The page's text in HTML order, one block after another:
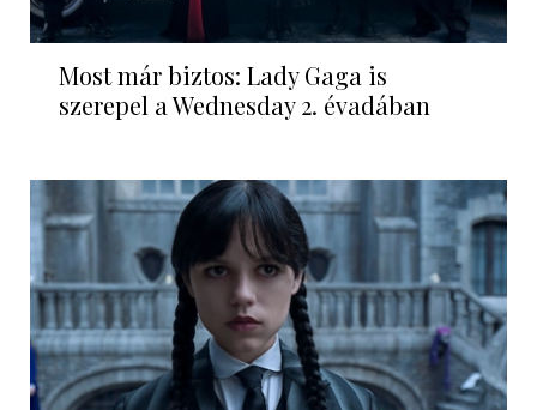
Most már biztos: Lady Gaga is
szerepel a Wednesday 2. évadában